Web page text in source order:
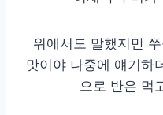
위에서도 말했지만
맛이야 나중에 얘기하
으로 반은 먹